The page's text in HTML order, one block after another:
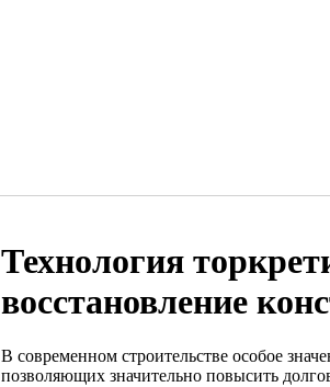
Технология
восстановление
В современном строительстве особое
позволяющих значительно повысить